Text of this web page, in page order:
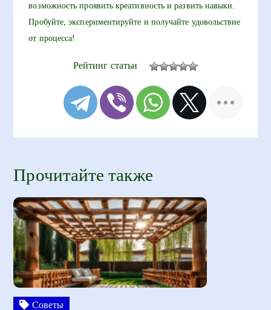
возможность проявить креативность и развить навыки.
Пробуйте, экспериментируйте и получайте удовольствие
от процесса!
Рейтинг статьи
Прочитайте также
Советы